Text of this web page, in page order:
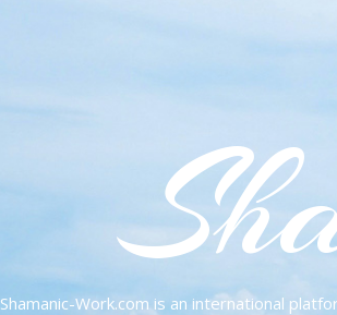
Shamanic-Work.com is an international